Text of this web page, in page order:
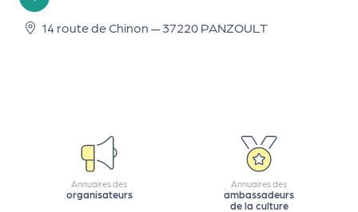
14 route de Chinon — 37220 PANZOULT
Annuaires des
organisateurs
Annuaires des
ambassadeurs
de la culture
L
e